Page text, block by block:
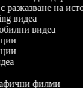
разказване на
видеа
видеа
филми